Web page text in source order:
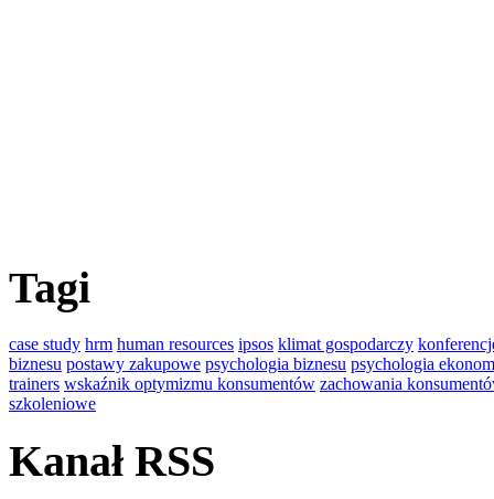
Tagi
case study hrm human resources ipsos klimat gospodarczy
biznesu postawy zakupowe psychologia biznesu psychologia
trainers wskaźnik optymizmu konsumentów zachowania
szkoleniowe
Kanał RSS